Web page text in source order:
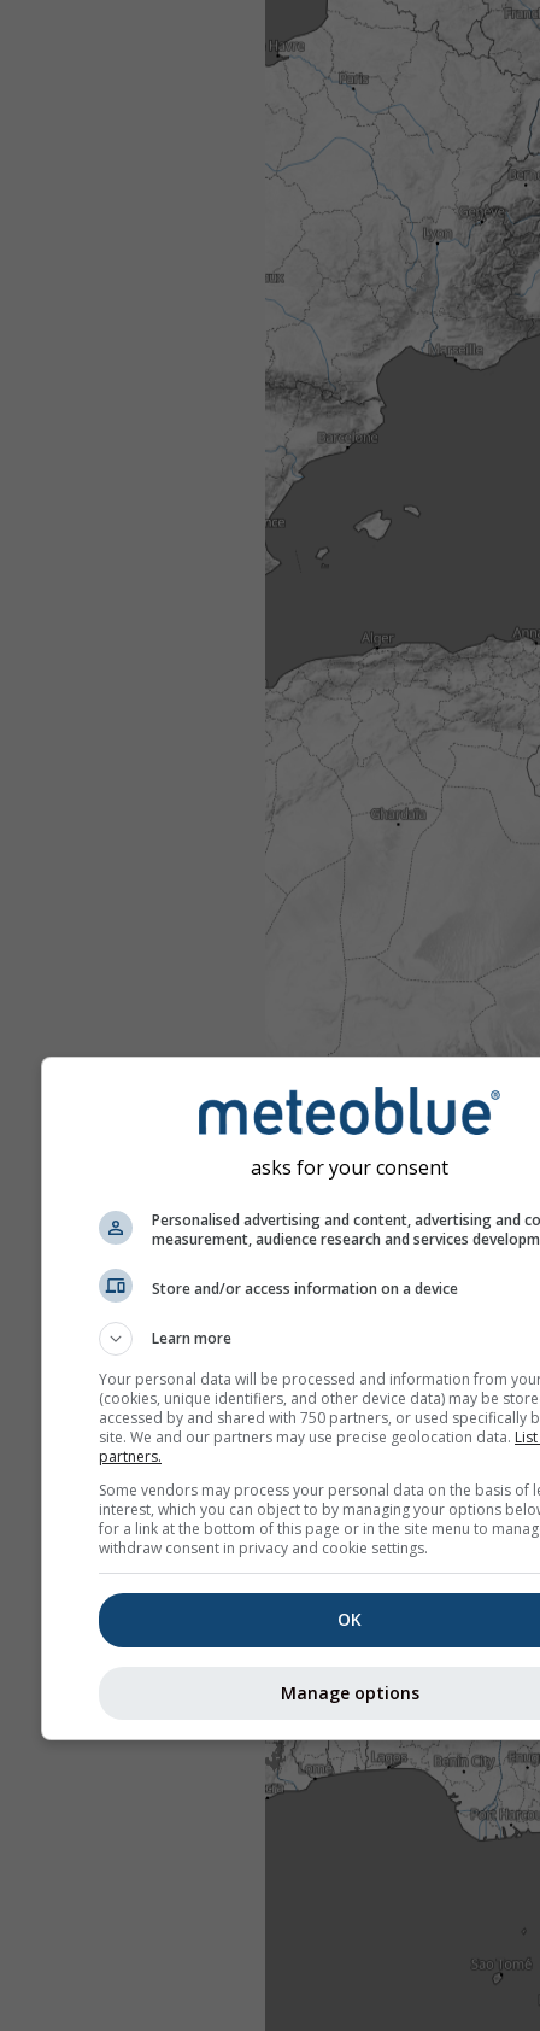
asks for your consent
Personalised advertising and content, advertising and
measurement, audience research and services
Store and/or access information on a device
Learn more
Your personal data will be processed and information from
(cookies, unique identifiers, and other device data) may be
accessed by and shared with 750 partners, or used specifically
site. We and our partners may use precise geolocation data.
partners.
Some vendors may process your personal data on the basis of
interest, which you can object to by managing your options
for a link at the bottom of this page or in the site menu to
withdraw consent in privacy and cookie settings.
OK
Manage options